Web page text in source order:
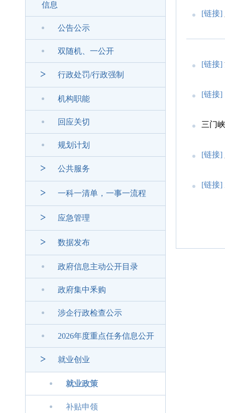
信息
公告公示
双随机、一公开
> 行政处罚/行政强制
机构职能
回应关切
规划计划
> 公共服务
> 一科一清单，一事一流程
> 应急管理
> 数据发布
政府信息主动公开目录
政府集中釆购
涉企行政检查公示
2026年度重点任务信息公开
> 就业创业
就业政策
补贴申领
[链接]
[链接]
[链接]
三门
[链接]
[链接]